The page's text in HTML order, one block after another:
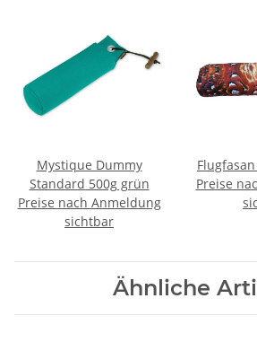
Mystique Dummy
Standard 500g grün
Preise nach Anmeldung
sichtbar
Preise
Ähnliche